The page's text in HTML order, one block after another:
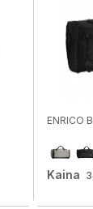
ENRICO
Kaina